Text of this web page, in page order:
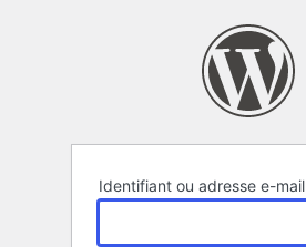
Identifiant ou adresse e-mail